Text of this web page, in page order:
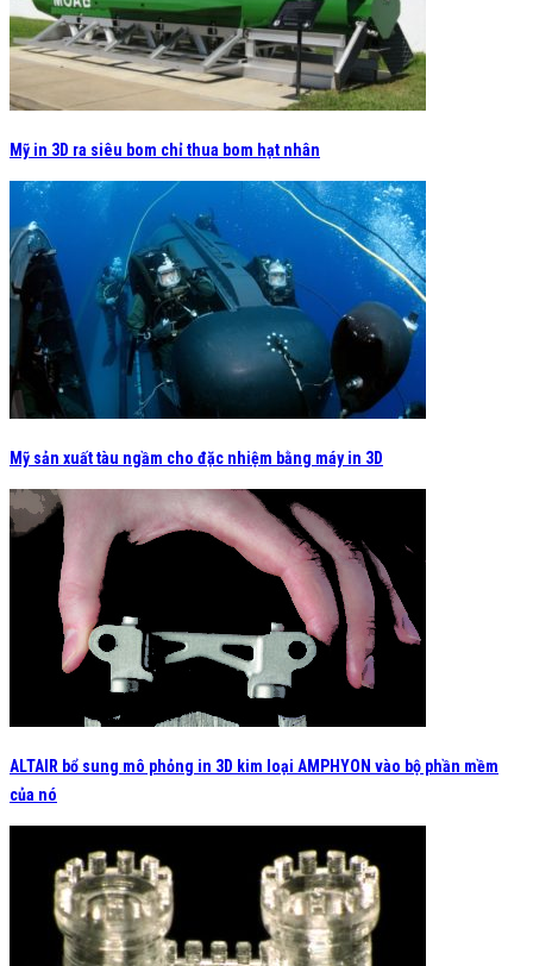
Mỹ in 3D ra siêu bom chỉ thua bom hạt nhân
Mỹ sản xuất tàu ngầm cho đặc nhiệm bằng máy in 3D
ALTAIR bổ sung mô phỏng in 3D kim loại AMPHYON vào bộ phần mềm
của nó